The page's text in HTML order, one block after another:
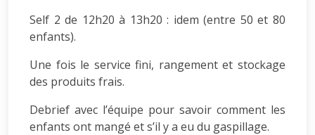
Self 2 de 12h20 à 13h20 : idem (entre 50 et 80
enfants).
Une fois le service fini, rangement et stockage
des produits frais.
Debrief avec l’équipe pour savoir comment les
enfants ont mangé et s’il y a eu du gaspillage.